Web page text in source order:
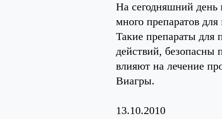
На сегодняшний день
много препаратов
Такие препараты
действий, безопасны
влияют на лечение
Виагры.
13.10.2010